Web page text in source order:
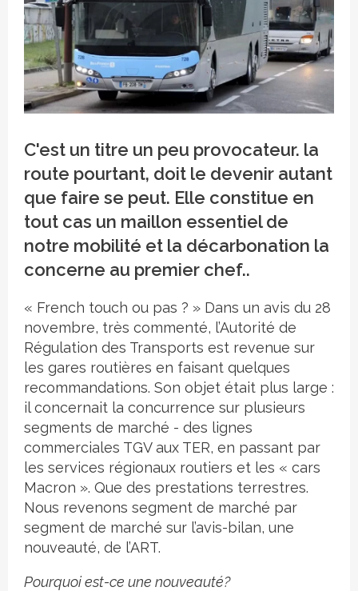
Crédit photo IDFM
C'est un titre un peu provocateur. la
route pourtant, doit le devenir autant
que faire se peut. Elle constitue en
tout cas un maillon essentiel de
notre mobilité et la décarbonation la
concerne au premier chef..
« French touch ou pas ? » Dans un avis du 28
novembre, très commenté, l’Autorité de
Régulation des Transports est revenue sur
les gares routières en faisant quelques
recommandations. Son objet était plus large :
il concernait la concurrence sur plusieurs
segments de marché - des lignes
commerciales TGV aux TER, en passant par
les services régionaux routiers et les « cars
Macron ». Que des prestations terrestres.
Nous revenons segment de marché par
segment de marché sur l’avis-bilan, une
nouveauté, de l’ART.
Pourquoi est-ce une nouveauté?